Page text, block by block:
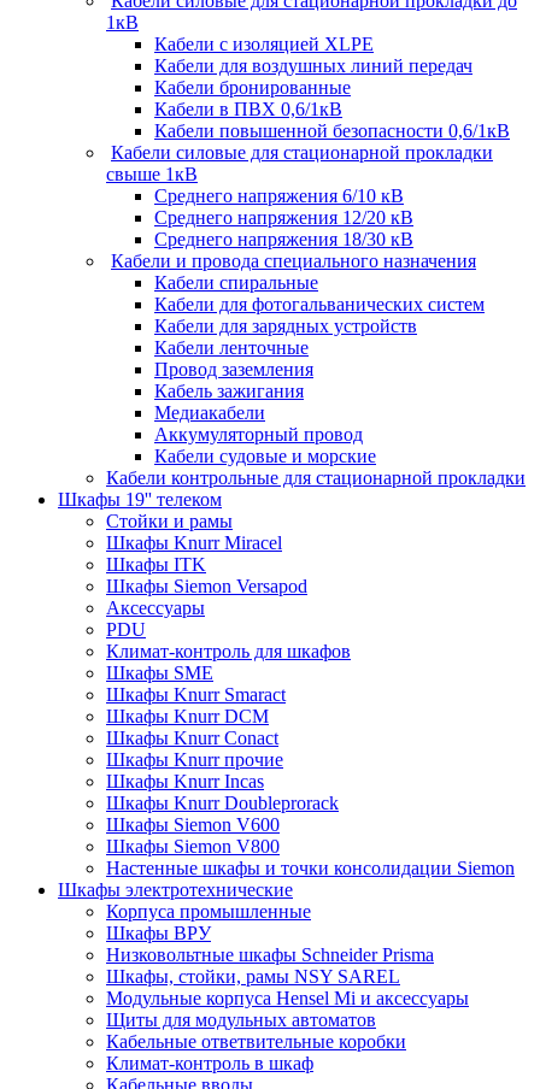
1кВ
Кабели c изоляцией XLPE
Кабели для воздушных линий передач
Кабели бронированные
Кабели в ПВХ 0,6/1кВ
Кабели повышенной безопасности 0,6/1кВ
Кабели силовые для стационарной прокладки
свыше 1кВ
Среднего напряжения 6/10 кВ
Среднего напряжения 12/20 кВ
Среднего напряжения 18/30 кВ
Кабели и провода специального назначения
Кабели спиральные
Кабели для фотогальванических систем
Кабели для зарядных устройств
Кабели ленточные
Провод заземления
Кабель зажигания
Медиакабели
Аккумуляторный провод
Кабели судовые и морские
Кабели контрольные для стационарной прокладки
Шкафы 19'' телеком
Стойки и рамы
Шкафы Knurr Miracel
Шкафы ITK
Шкафы Siemon Versapod
Аксессуары
PDU
Климат-контроль для шкафов
Шкафы SME
Шкафы Knurr Smaract
Шкафы Knurr DCM
Шкафы Knurr Conact
Шкафы Knurr прочие
Шкафы Knurr Incas
Шкафы Knurr Doubleprorack
Шкафы Siemon V600
Шкафы Siemon V800
Настенные шкафы и точки консолидации Siemon
Шкафы электротехнические
Корпуса промышленные
Шкафы ВРУ
Низковольтные шкафы Schneider Prisma
Шкафы, стойки, рамы NSY SAREL
Модульные корпуса Hensel Mi и аксессуары
Щиты для модульных автоматов
Кабельные ответвительные коробки
Климат-контроль в шкаф
Кабельные вводы